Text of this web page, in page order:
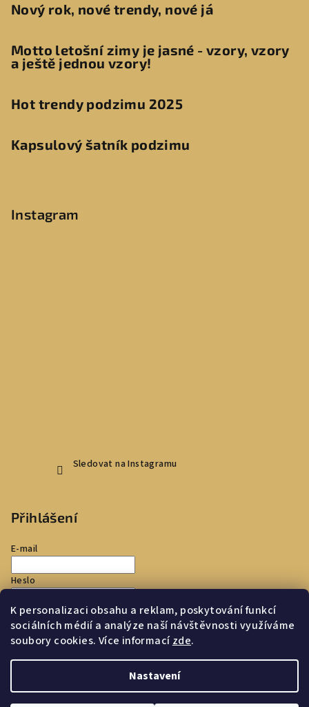
K personalizaci obsahu a reklam, poskytování funkcí
sociálních médií a analýze naší návštěvnosti využíváme
soubory cookies. Více informacízde.
Nastavení
Nový rok, nové trendy, nové já
Motto letošní zimy je jasné - vzory, vzory
a ještě jednou vzory!
Hot trendy podzimu 2025
Kapsulový šatník podzimu
Instagram
Sledovat na Instagramu
Přihlášení
E-mail
Heslo
Přihlásit se
Nová registraceZapomenuté heslo